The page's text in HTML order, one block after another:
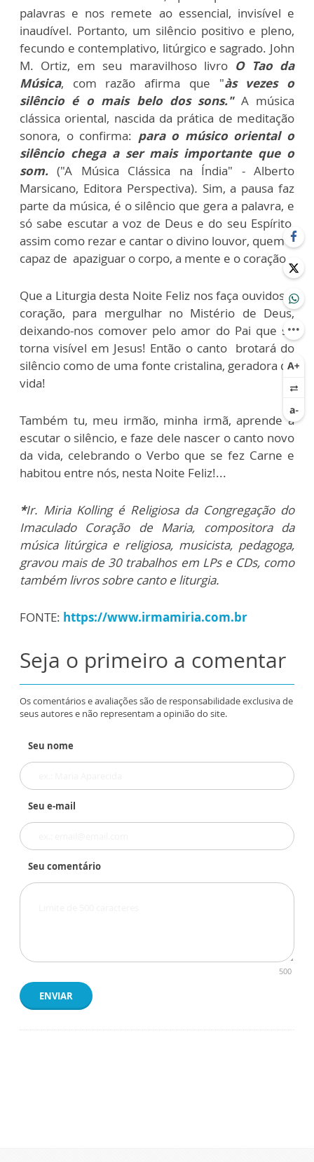
palavras e nos remete ao essencial, invisível e
inaudível. Portanto, um silêncio positivo e pleno,
fecundo e contemplativo, litúrgico e sagrado. John
M. Ortiz, em seu maravilhoso livro O Tao da
Música, com razão afirma que "às vezes o
silêncio é o mais belo dos sons."A música
clássica oriental, nascida da prática de meditação
sonora, o confirma: para o músico oriental o
silêncio chega a ser mais importante que o
som.("A Música Clássica na Índia" - Alberto
Marsicano, Editora Perspectiva). Sim, a pausa faz
parte da música, é o silêncio que gera a palavra, e
só sabe escutar a voz de Deus e do seu Espírito,
assim como rezar e cantar o divino louvor, quem é
capaz de apaziguar o corpo, a mente e o coração.
Que a Liturgia desta Noite Feliz nos faça ouvidos e
coração, para mergulhar no Mistério de Deus,
deixando-nos comover pelo amor do Pai que se
torna visível em Jesus! Então o canto brotará do
silêncio como de uma fonte cristalina, geradora de
vida!
Também tu, meu irmão, minha irmã, aprende a
escutar o silêncio, e faze dele nascer o canto novo
da vida, celebrando o Verbo que se fez Carne e
habitou entre nós, nesta Noite Feliz!...
*Ir. Miria Kolling é Religiosa da Congregação do
Imaculado Coração de Maria, compositora da
música litúrgica e religiosa, musicista, pedagoga,
gravou mais de 30 trabalhos em LPs e CDs, como
também livros sobre canto e liturgia.
FONTE: https://www.irmamiria.com.br
Seja o primeiro a comentar
Os comentários e avaliações são de responsabilidade exclusiva de
seus autores e não representam a opinião do site.
Seu nome
Seu e-mail
Seu comentário
500
ENVIAR